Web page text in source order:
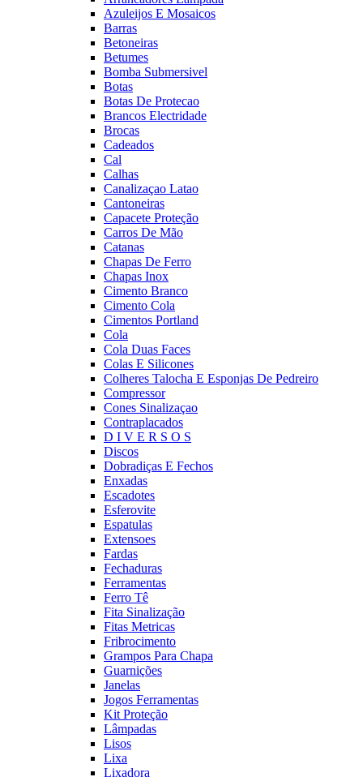
Azuleijos E Mosaicos
Barras
Betoneiras
Betumes
Bomba Submersivel
Botas
Botas De Protecao
Brancos Electridade
Brocas
Cadeados
Cal
Calhas
Canalizaçao Latao
Cantoneiras
Capacete Proteção
Carros De Mão
Catanas
Chapas De Ferro
Chapas Inox
Cimento Branco
Cimento Cola
Cimentos Portland
Cola
Cola Duas Faces
Colas E Silicones
Colheres Talocha E Esponjas De Pedreiro
Compressor
Cones Sinalizaçao
Contraplacados
D I V E R S O S
Discos
Dobradiças E Fechos
Enxadas
Escadotes
Esferovite
Espatulas
Extensoes
Fardas
Fechaduras
Ferramentas
Ferro Tê
Fita Sinalização
Fitas Metricas
Fribrocimento
Grampos Para Chapa
Guarnições
Janelas
Jogos Ferramentas
Kit Proteção
Lâmpadas
Lisos
Lixa
Lixadora